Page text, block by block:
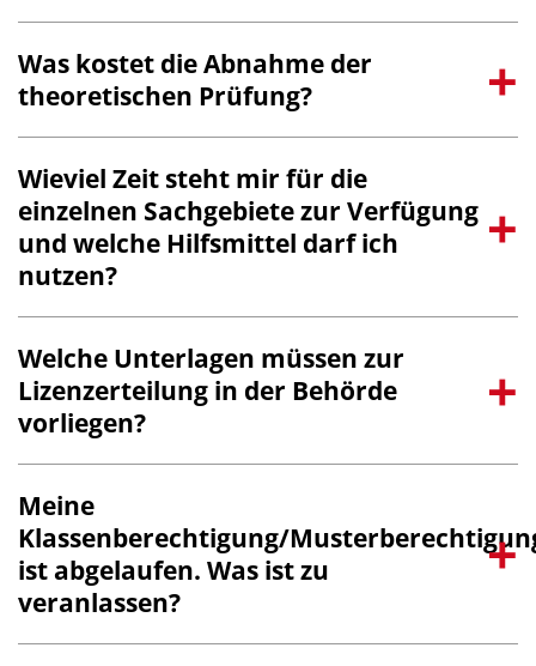
Was kostet die Abnahme der
theoretischen Prüfung?
Wieviel Zeit steht mir für die
einzelnen Sachgebiete zur Verfügung
und welche Hilfsmittel darf ich
nutzen?
Welche Unterlagen müssen zur
Lizenzerteilung in der Behörde
vorliegen?
Meine
Klassenberechtigung/
ist abgelaufen. Was ist zu
veranlassen?